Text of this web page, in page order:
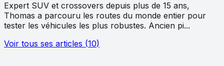
Expert SUV et crossovers depuis plus de 15 ans,
Thomas a parcouru les routes du monde entier pour
tester les véhicules les plus robustes. Ancien pi...
Voir tous ses articles (10)